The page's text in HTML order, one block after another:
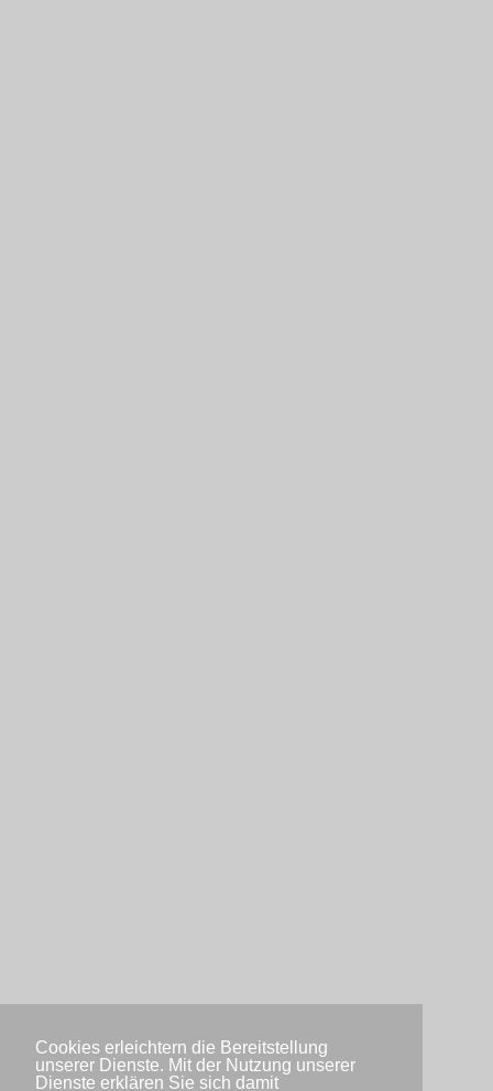
Cookies erleichtern die Bereitstellung
unserer Dienste. Mit der Nutzung unserer
Dienste erklären Sie sich damit